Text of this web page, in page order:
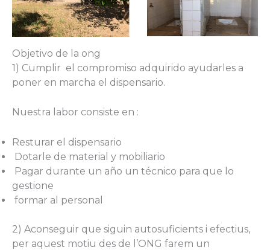
Objetivo de la ong
1) Cumplir el compromiso adquirido ayudarles a
poner en marcha el dispensario.
Nuestra labor consiste en :
Resturar el dispensario
Dotarle de material y mobiliario
Pagar durante un año un técnico para que lo
gestione
formar al personal
2) Aconseguir que siguin autosuficients i efectius,
per aquest motiu des de l’ONG farem un